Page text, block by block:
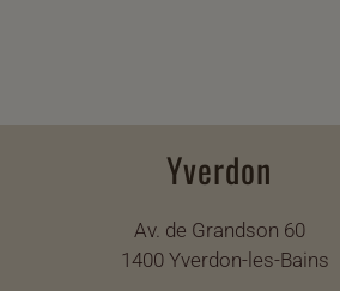
Yverdon
Av. de Grandson 60
1400 Yverdon-les-Bains